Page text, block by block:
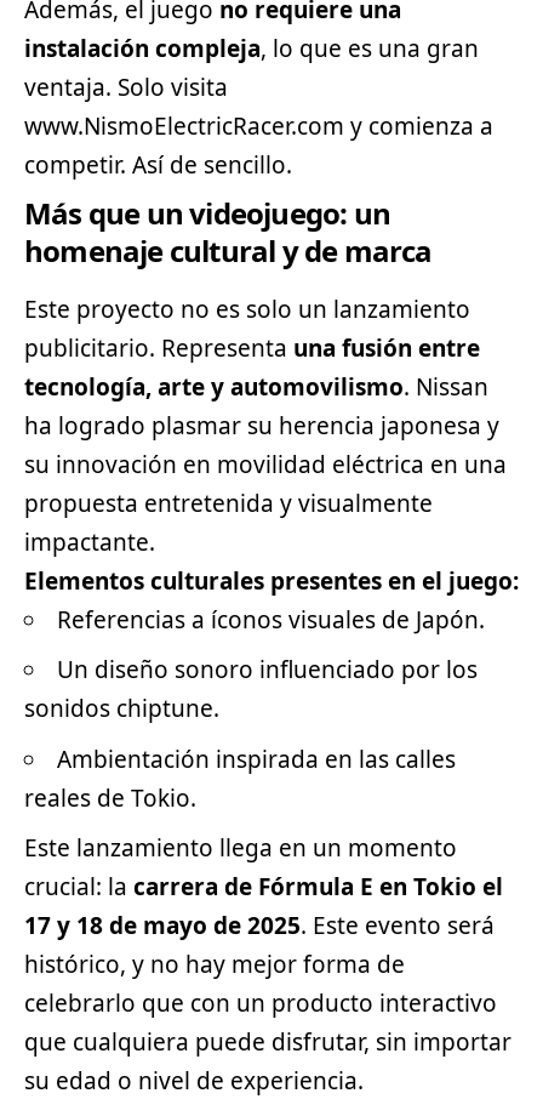
Además, el juego no requiere una
instalación compleja, lo que es una gran
ventaja. Solo visita
www.NismoElectricRacer.com y comienza a
competir. Así de sencillo.
Más que un videojuego: un
homenaje cultural y de marca
Este proyecto no es solo un lanzamiento
publicitario. Representa una fusión entre
tecnología, arte y automovilismo. Nissan
ha logrado plasmar su herencia japonesa y
su innovación en movilidad eléctrica en una
propuesta entretenida y visualmente
impactante.
Elementos culturales presentes en el juego:
Referencias a íconos visuales de Japón.
Un diseño sonoro influenciado por los
sonidos chiptune.
Ambientación inspirada en las calles
reales de Tokio.
Este lanzamiento llega en un momento
crucial: la carrera de Fórmula E en Tokio el
17 y 18 de mayo de 2025. Este evento será
histórico, y no hay mejor forma de
celebrarlo que con un producto interactivo
que cualquiera puede disfrutar, sin importar
su edad o nivel de experiencia.